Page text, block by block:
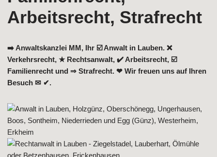
➡️ Anwaltskanzlei MM, Ihr ☑️ Anwalt in Lauben. ❌
Verkehrsrecht, ★ Rechtsanwalt, ✔️ Arbeitsrecht, ☑️
Familienrecht und ⇒ Strafrecht. ❤ Wir freuen uns auf Ihren
Besuch ✉ ✔.